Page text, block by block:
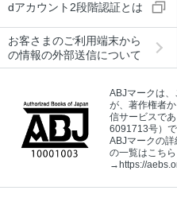
dアカウント2段階認証とは
お客さまのご利用端末から
の情報の外部送信について
ABJマークは
が、著作権者
信サービスで
6091713号）で
ABJマークの
の一覧はこちら
→ https://